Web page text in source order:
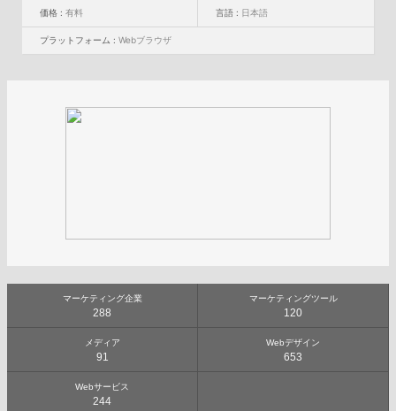
価格 :有料 言語 : 日本語
プラットフォーム :Webブラウザ
マーケティング企業
288
マーケティングツール
120
メディア
91
Webデザイン
653
Webサービス
244